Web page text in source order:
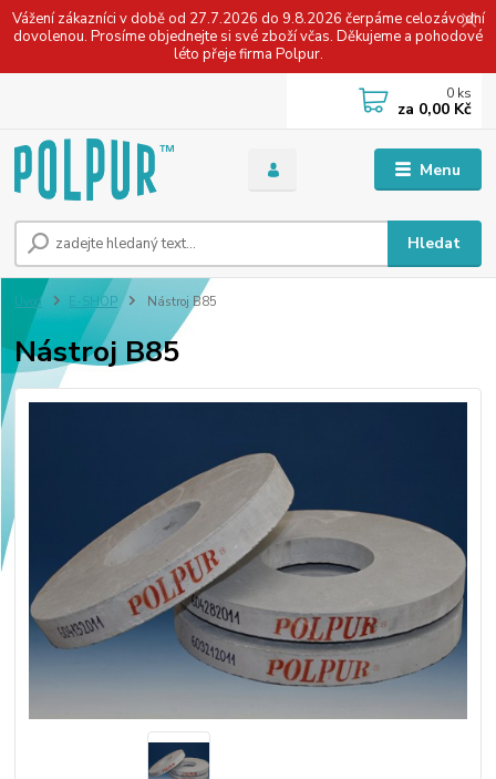
Vážení zákazníci v době od 27.7.2026 do 9.8.2026 čerpáme celozávodní
dovolenou. Prosíme objednejte si své zboží včas. Děkujeme a pohodové
léto přeje firma Polpur.
Menu
Hledat
0 ks
za 0,00 Kč
Úvod E-SHOP Nástroj B85
Nástroj B85